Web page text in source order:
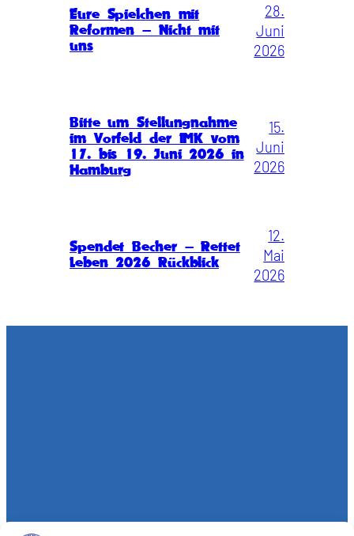
Eure Spielchen mit
Reformen – Nicht mit
uns
28.
Juni
2026
Bitte um Stellungnahme
im Vorfeld der IMK vom
17. bis 19. Juni 2026 in
Hamburg
15.
Juni
2026
Spendet Becher – Rettet
Leben 2026 Rückblick
12.
Mai
2026